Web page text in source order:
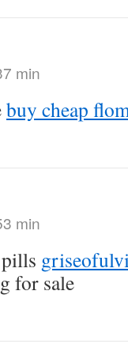
min
buy cheap
min
for sale